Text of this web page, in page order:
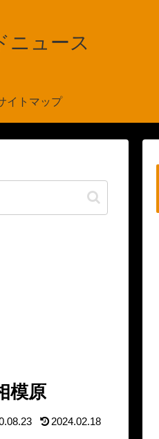
ニュース
イトマップ
模原
2024.02.18